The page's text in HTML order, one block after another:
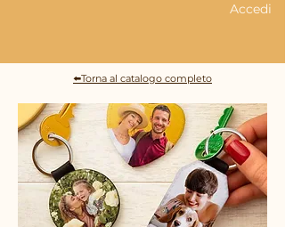
Accedi
⬅️Torna al catalogo completo